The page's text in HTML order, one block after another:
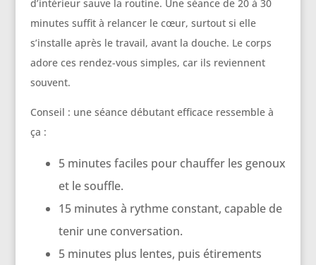
d’intérieur sauve la routine. Une séance de 20 à 30
minutes suffit à relancer le cœur, surtout si elle
s’installe après le travail, avant la douche. Le corps
adore ces rendez-vous simples, car ils reviennent
souvent.
Conseil : une séance débutant efficace ressemble à
ça :
5 minutes faciles pour chauffer les genoux
et le souffle.
15 minutes à rythme constant, capable de
tenir une conversation.
5 minutes plus lentes, puis étirements